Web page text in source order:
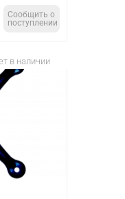
Сообщить о
поступлении
в наличии